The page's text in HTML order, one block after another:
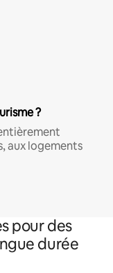
?
aux logements
pour des
durée